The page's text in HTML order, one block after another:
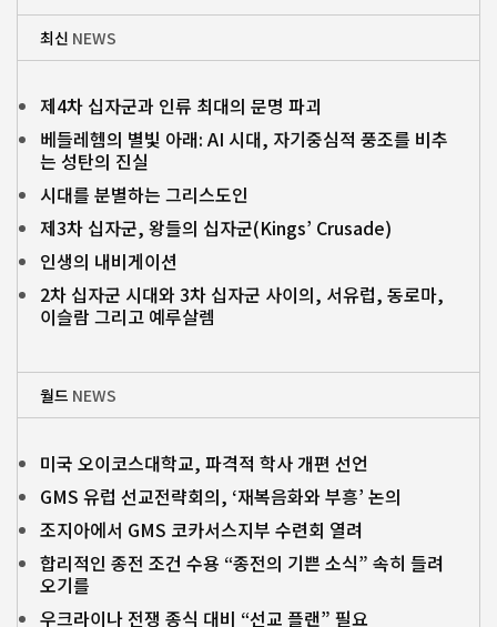
최신 NEWS
제4차 십자군과 인류 최대의 문명 파괴
베들레헴의 별빛 아래: AI 시대, 자기중심적 풍조를 비추
는 성탄의 진실
시대를 분별하는 그리스도인
제3차 십자군, 왕들의 십자군(Kings’ Crusade)
인생의 내비게이션
2차 십자군 시대와 3차 십자군 사이의, 서유럽, 동로마,
이슬람 그리고 예루살렘
월드 NEWS
미국 오이코스대학교, 파격적 학사 개편 선언
GMS 유럽 선교전략회의, ‘재복음화와 부흥’ 논의
조지아에서 GMS 코카서스지부 수련회 열려
합리적인 종전 조건 수용 “종전의 기쁜 소식” 속히 들려
오기를
우크라이나 전쟁 종식 대비 “선교 플랜” 필요